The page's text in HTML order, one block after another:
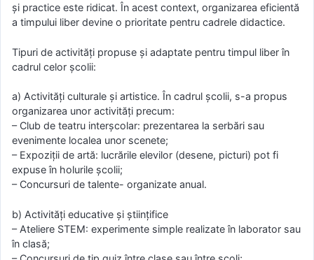
și practice este ridicat. În acest context, organizarea eficientă
a timpului liber devine o prioritate pentru cadrele didactice.
Tipuri de activități propuse și adaptate pentru timpul liber în
cadrul celor școlii:
a) Activități culturale și artistice. În cadrul școlii, s-a propus
organizarea unor activități precum:
– Club de teatru interșcolar: prezentarea la serbări sau
evenimente localea unor scenete;
– Expoziții de artă: lucrările elevilor (desene, picturi) pot fi
expuse în holurile școlii;
– Concursuri de talente- organizate anual.
b) Activități educative și științifice
– Ateliere STEM: experimente simple realizate în laborator sau
în clasă;